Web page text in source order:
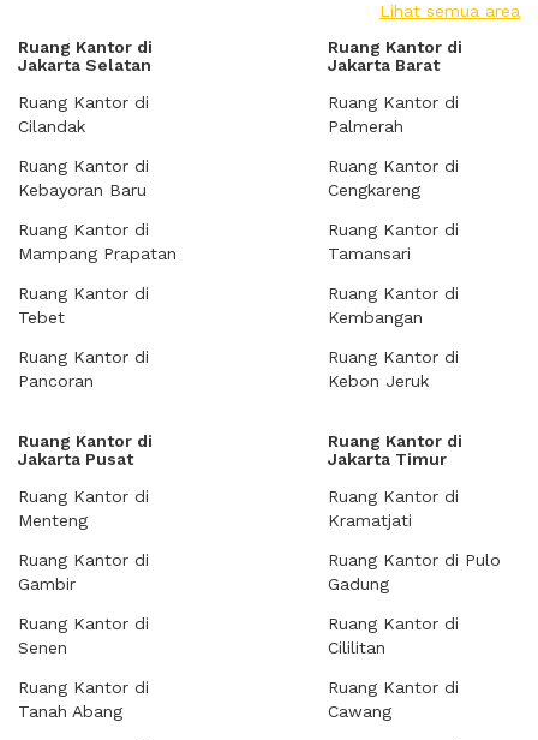
Lihat semua area
Ruang Kantor di
Jakarta Selatan
Ruang Kantor di
Cilandak
Ruang Kantor di
Kebayoran Baru
Ruang Kantor di
Mampang Prapatan
Ruang Kantor di
Tebet
Ruang Kantor di
Pancoran
Ruang Kantor di
Jakarta Barat
Ruang Kantor di
Palmerah
Ruang Kantor di
Cengkareng
Ruang Kantor di
Tamansari
Ruang Kantor di
Kembangan
Ruang Kantor di
Kebon Jeruk
Ruang Kantor di
Jakarta Pusat
Ruang Kantor di
Menteng
Ruang Kantor di
Gambir
Ruang Kantor di
Senen
Ruang Kantor di
Tanah Abang
Ruang Kantor di
Jakarta Timur
Ruang Kantor di
Kramatjati
Ruang Kantor di Pulo
Gadung
Ruang Kantor di
Cililitan
Ruang Kantor di
Cawang